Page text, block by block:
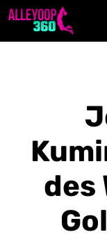
Aller
des